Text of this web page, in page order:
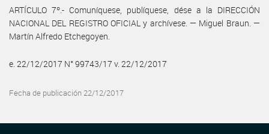
ARTÍCULO 7º.- Comuníquese, publíquese, dése a la DIRECCIÓN
NACIONAL DEL REGISTRO OFICIAL y archívese. — Miguel Braun. —
Martín Alfredo Etchegoyen.
e. 22/12/2017 N° 99743/17 v. 22/12/2017
Fecha de publicación 22/12/2017